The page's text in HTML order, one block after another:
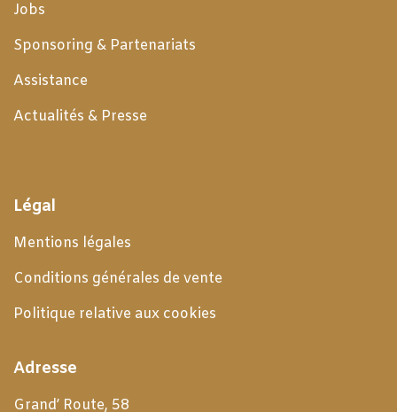
Jobs
Sponsoring & Partenariats
Assistance
Actualités & Presse
Légal
Mentions légales
Conditions générales de vente
Politique relative aux cookies
Adresse
Grand’ Route, 58